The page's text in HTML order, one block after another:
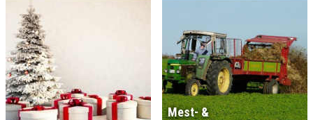
Mest- &